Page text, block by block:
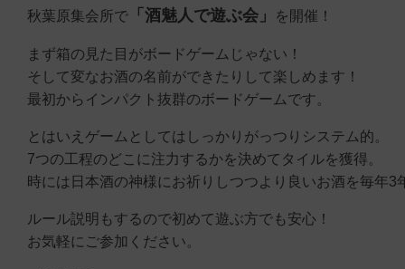
秋葉原集会所で 「酒魅人で遊ぶ会」 を開催！
まず箱の見た目がボードゲームじゃない！
そして変なお酒の名前ができたりして楽しめます！
最初からインパクト抜群のボードゲームです。
とはいえゲームとしてはしっかりがっつりシステム的。
7つの工程のどこに注力するかを決めてタイルを獲得。
時には日本酒の神様にお祈りしつつより良いお酒を毎年3
ルール説明もするので初めて遊ぶ方でも安心！
お気軽にご参加ください。